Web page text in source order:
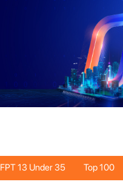
FPT 13 Under 35 Top 100